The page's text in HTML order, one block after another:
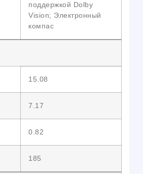
поддержкой Dolby
Vision; Электронный
компас
15.08
7.17
0.82
185